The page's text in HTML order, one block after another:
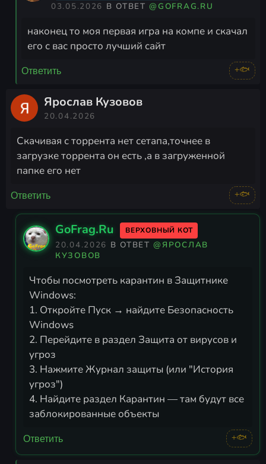
03.05.2026 В ОТВЕТ@GOFRAG.RU
наконец то моя первая игра на компе и скачал
его с вас просто лучший сайт
Ответить +🐟
Ярослав Кузовов
20.04.2026
Скачивая с торрента нет сетапа,точнее в
загрузке торрента он есть ,а в загруженной
папке его нет
Ответить +🐟
GoFrag.Ru ВЕРХОВНЫЙ КОТ
20.04.2026 В ОТВЕТ@ЯРОСЛАВ
КУЗОВОВ
Чтобы посмотреть карантин в Защитнике
Windows:
1. Откройте Пуск → найдите Безопасность
Windows
2. Перейдите в раздел Защита от вирусов и
угроз
3. Нажмите Журнал защиты (или "История
угроз")
4. Найдите раздел Карантин — там будут все
заблокированные объекты
Ответить +🐟